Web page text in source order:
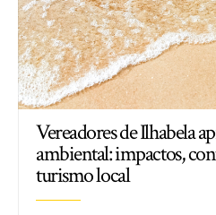
Vereadores de Ilhabela
ambiental: impactos,
turismo local